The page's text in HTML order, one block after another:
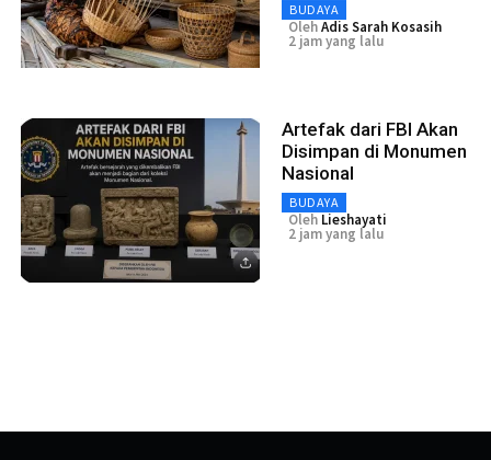
BUDAYA
OlehAdis Sarah Kosasih
2 jam yang lalu
Artefak dari FBI Akan
Disimpan di Monumen
Nasional
BUDAYA
Oleh Lieshayati
2 jam yang lalu